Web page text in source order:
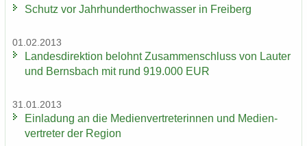
Schutz vor Jahr­hun­dert­hoch­was­ser in Frei­berg
01.02.2013
Lan­des­di­rek­ti­on be­lohnt Zu­sam­men­schluss von Lau­ter
und Berns­bach mit rund 919.000 EUR
31.01.2013
Ein­la­dung an die Me­di­en­ver­tre­te­rin­nen und Me­di­en­
ver­tre­ter der Re­gi­on